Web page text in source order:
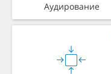
Аудирование